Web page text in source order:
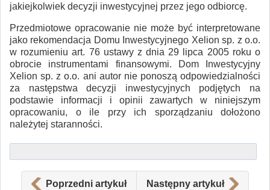
jakiejkolwiek decyzji inwestycyjnej przez jego odbiorcę.
Przedmiotowe opracowanie nie może być interpretowane
jako rekomendacja Domu Inwestycyjnego Xelion sp. z o.o.
w rozumieniu art. 76 ustawy z dnia 29 lipca 2005 roku o
obrocie instrumentami finansowymi. Dom Inwestycyjny
Xelion sp. z o.o. ani autor nie ponoszą odpowiedzialności
za następstwa decyzji inwestycyjnych podjętych na
podstawie informacji i opinii zawartych w niniejszym
opracowaniu, o ile przy ich sporządzaniu dołożono
należytej staranności.
Poprzedni artykuł Następny artykuł